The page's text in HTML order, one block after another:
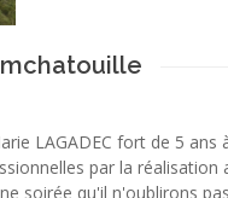
LAGADEC fort de 5
par la réalisation
soirée qu'il n'oublirons